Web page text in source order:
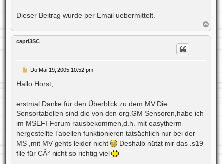
Dieser Beitrag wurde per Email uebermittelt.
a
c
capri3SC
B
i
a
g
Do Mai 19, 2005 10:52 pm
Hallo Horst,
erstmal Danke für den Überblick zu dem MV.Die
Sensortabellen sind die von den org.GM Sensoren,habe ich
im MSEFI-Forum rausbekommen,d.h. mit easytherm
hergestellte Tabellen funktionieren tatsächlich nur bei der
MS ,mit MV gehts leider nicht
Deshalb nützt mir das .s19
file für CÂ° nicht so richtig viel